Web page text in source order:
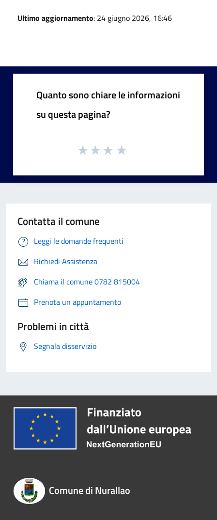
Ultimo aggiornamento: 24 giugno 2026, 16:46
Quanto sono chiare le informazioni
su questa pagina?
Contatta il comune
Leggi le domande frequenti
Richiedi Assistenza
Chiama il comune 0782 815004
Prenota un appuntamento
Problemi in città
Segnala disservizio
Comune di Nurallao